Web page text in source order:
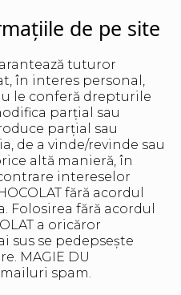
de pe site
tuturor
în interes personal,
le conferă drepturile
parțial sau
parțial sau
de a vinde/revinde sau
altă manieră, în
intereselor
fără acordul
Folosirea fără acordul
a oricăror
sus se pedepsește
MAGIE DU
spam.